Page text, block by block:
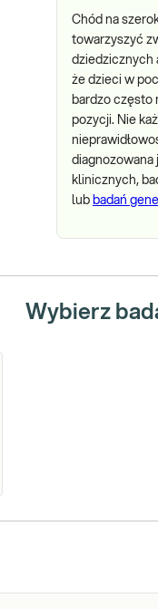
Chód na
towarzyszyć
dziedzicznych
że dzieci w
bardzo często
pozycji. Nie
diagnozowana
klinicznych,
lub badań
Wybierz